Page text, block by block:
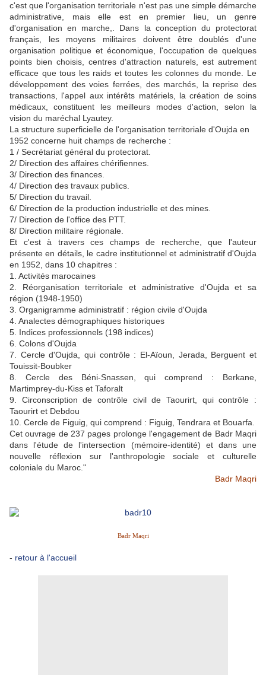
c'est que l'organisation territoriale n'est pas une simple démarche
administrative, mais elle est en premier lieu, un genre
d'organisation en marche,. Dans la conception du protectorat
français, les moyens militaires doivent être doublés d'une
organisation politique et économique, l'occupation de quelques
points bien choisis, centres d'attraction naturels, est autrement
efficace que tous les raids et toutes les colonnes du monde. Le
développement des voies ferrées, des marchés, la reprise des
transactions, l'appel aux intérêts matériels, la création de soins
médicaux, constituent les meilleurs modes d'action, selon la
vision du maréchal Lyautey.
La structure superficielle de l'organisation territoriale d'Oujda en
1952 concerne huit champs de recherche :
1 / Secrétariat général du protectorat.
2/ Direction des affaires chérifiennes.
3/ Direction des finances.
4/ Direction des travaux publics.
5/ Direction du travail.
6/ Direction de la production industrielle et des mines.
7/ Direction de l'office des PTT.
8/ Direction militaire régionale.
Et c'est à travers ces champs de recherche, que l'auteur
présente en détails, le cadre institutionnel et administratif d'Oujda
en 1952, dans 10 chapitres :
1. Activités marocaines
2. Réorganisation territoriale et administrative d'Oujda et sa
région (1948-1950)
3. Organigramme administratif : région civile d'Oujda
4. Analectes démographiques historiques
5. Indices professionnels (198 indices)
6. Colons d'Oujda
7. Cercle d'Oujda, qui contrôle : El-Aïoun, Jerada, Berguent et
Touissit-Boubker
8. Cercle des Béni-Snassen, qui comprend : Berkane,
Martimprey-du-Kiss et Taforalt
9. Circonscription de contrôle civil de Taourirt, qui contrôle :
Taourirt et Debdou
10. Cercle de Figuig, qui comprend : Figuig, Tendrara et Bouarfa.
Cet ouvrage de 237 pages prolonge l'engagement de Badr Maqri
dans l'étude de l'intersection (mémoire-identité) et dans une
nouvelle réflexion sur l'anthropologie sociale et culturelle
coloniale du Maroc."
Badr Maqri
Badr Maqri
- retour à l'accueil